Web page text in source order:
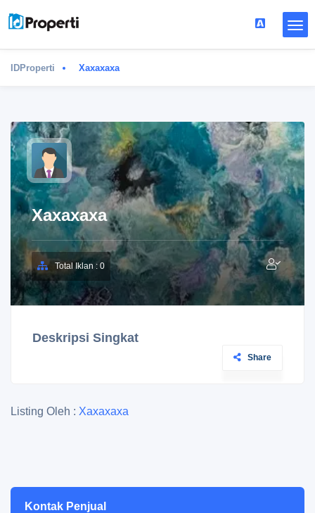
IDProperti Xaxaxaxa
Xaxaxaxa
Total Iklan : 0
Deskripsi Singkat
Share
Listing Oleh : Xaxaxaxa
Kontak Penjual